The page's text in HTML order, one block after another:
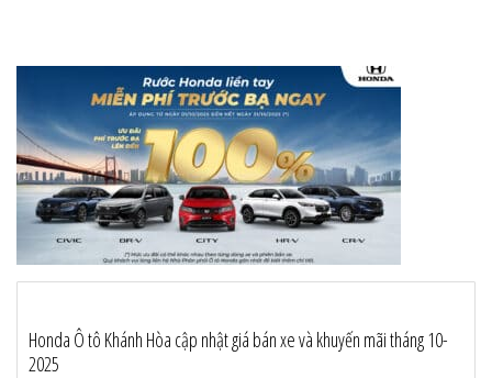
Honda Ô tô Khánh Hòa cập nhật giá bán xe và khuyến mãi tháng 10-
2025